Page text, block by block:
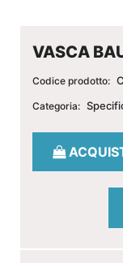
VASCA
Codice prodotto:
Categoria:
Quantità